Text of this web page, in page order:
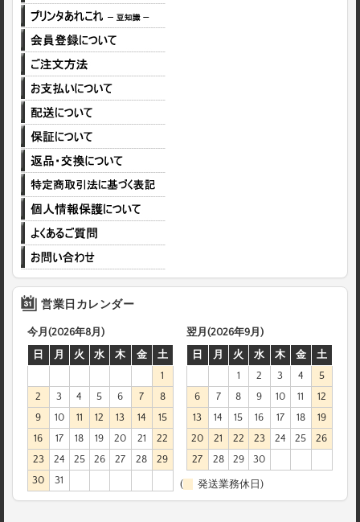
営業日カレンダー
今月(2026年8月)
日
月 火 水 木 金
土
1
2
3 4 5 6 7
8
9
10 11 12 13 14
15
16
17 18 19 20 21
22
23
24 25 26 27 28
29
30
31
翌月(2026年9月)
日
月 火 水 木 金
土
1
2 3 4
5
6
7 8 9 10 11
12
13
14 15 16 17 18
19
20
21 22 23 24 25
26
27
28 29 30
( 発送業務休日)